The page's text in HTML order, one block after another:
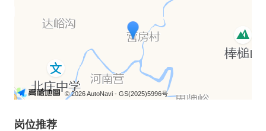
© 2026 AutoNavi - GS(2025)5996号
岗位推荐